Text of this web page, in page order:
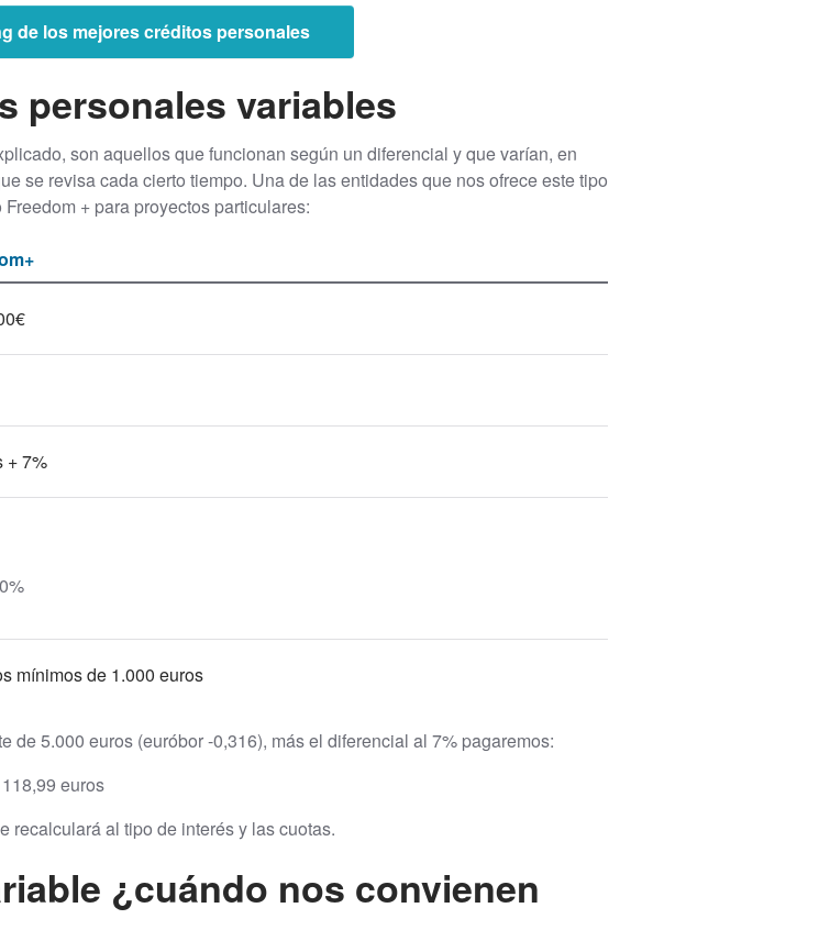
de los mejores créditos personales
personales variables
son aquellos que funcionan según un diferencial y que varían, en
se revisa cada cierto tiempo. Una de las entidades que nos ofrece este tipo
+ para proyectos particulares:
+ 7%
mínimos de 1.000 euros
de 5.000 euros (euróbor -0,316), más el diferencial al 7% pagaremos:
euros
recalculará al tipo de interés y las cuotas.
¿cuándo nos convienen